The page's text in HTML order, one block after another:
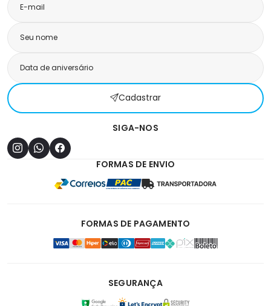
Cadastrar
SIGA-NOS
FORMAS DE ENVIO
FORMAS DE PAGAMENTO
SEGURANÇA